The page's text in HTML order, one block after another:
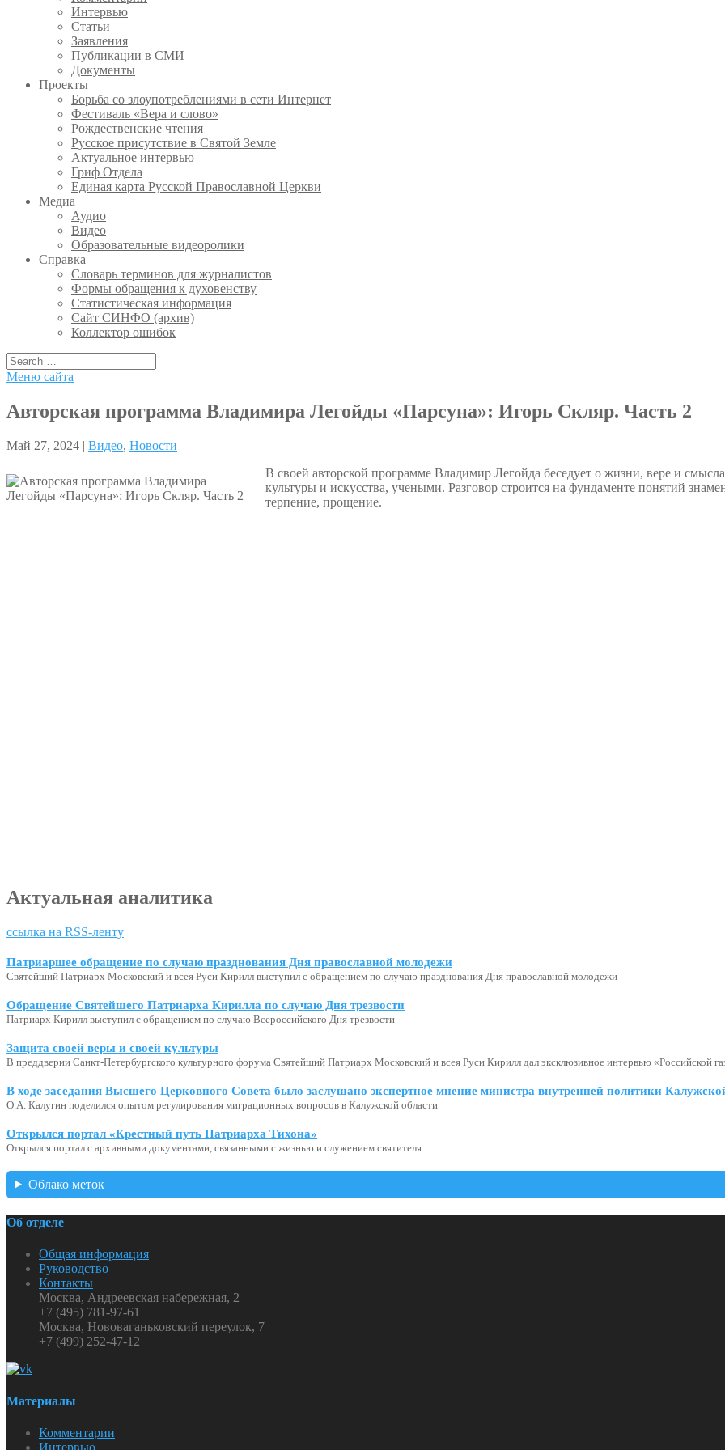
Интервью
Статьи
Заявления
Публикации в СМИ
Документы
Проекты
Борьба со злоупотреблениями в сети Интернет
Фестиваль «Вера и слово»
Рождественские чтения
Русское присутствие в Святой Земле
Актуальное интервью
Гриф Отдела
Единая карта Русской Православной Церкви
Медиа
Аудио
Видео
Образовательные видеоролики
Справка
Словарь терминов для журналистов
Формы обращения к духовенству
Статистическая информация
Сайт СИНФО (архив)
Коллектор ошибок
Меню сайта
Авторская программа Владимира Легойды «Парсуна»: Игорь Скляр. Часть 2
Май 27, 2024 | Видео, Новости
В своей авторской программе Владимир Легойда беседует о жизни, вере и
культуры и искусства, учеными. Разговор строится на фундаменте понятий
терпение, прощение.
Актуальная аналитика
ссылка на RSS-ленту
Патриаршее обращение по случаю празднования Дня православной молодежи
Святейший Патриарх Московский и всея Руси Кирилл выступил с обращением по случаю празднования Дня православной молодежи
Обращение Святейшего Патриарха Кирилла по случаю Дня трезвости
Патриарх Кирилл выступил с обращением по случаю Всероссийского Дня трезвости
Защита своей веры и своей культуры
В преддверии Санкт-Петербургского культурного форума Святейший Патриарх Московский и всея Руси Кирилл дал эксклюзивное интервью «Российской
В ходе заседания Высшего Церковного Совета было заслушано экспертное мнение министра внутренней политики
О.А. Калугин поделился опытом регулирования миграционных вопросов в Калужской области
Открылся портал «Крестный путь Патриарха Тихона»
Открылся портал с архивными документами, связанными с жизнью и служением святителя
Облако меток
Об отделе
Общая информация
Руководство
Контакты
Москва, Андреевская набережная, 2
+7 (495) 781-97-61
Москва, Нововаганьковский переулок, 7
+7 (499) 252-47-12
Материалы
Комментарии
Интервью